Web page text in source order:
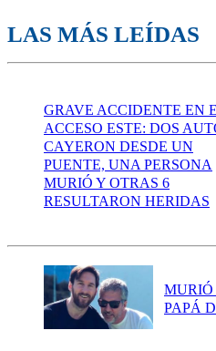
LAS MÁS LEÍDAS
GRAVE ACCIDENTE EN
ACCESO ESTE: DOS
CAYERON DESDE UN
PUENTE, UNA PERSONA
MURIÓ Y OTRAS 6
RESULTARON HERIDAS
MURIÓ
PAPÁ